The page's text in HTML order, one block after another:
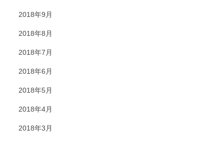
2018年9月
2018年8月
2018年7月
2018年6月
2018年5月
2018年4月
2018年3月